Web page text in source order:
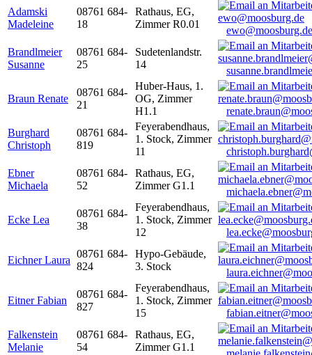
Adamski
Madeleine
08761 684-
18
Rathaus, EG,
Zimmer R0.01
ewo@moosburg.de
Brandlmeier
Susanne
08761 684-
25
Sudetenlandstr.
14
Braun Renate
08761 684-
21
Huber-Haus, 1.
OG, Zimmer
H1.1
Burghard
Christoph
08761 684-
819
Feyerabendhaus,
1. Stock, Zimmer
11
Ebner
Michaela
08761 684-
52
Rathaus, EG,
Zimmer G1.1
Ecke Lea
08761 684-
38
Feyerabendhaus,
1. Stock, Zimmer
12
Eichner Laura
08761 684-
824
Hypo-Gebäude,
3. Stock
Eitner Fabian
08761 684-
827
Feyerabendhaus,
1. Stock, Zimmer
15
Falkenstein
Melanie
08761 684-
54
Rathaus, EG,
Zimmer G1.1